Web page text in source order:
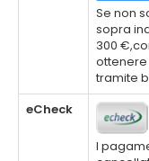
Se non
sopra
300
tramite
eCheck
I